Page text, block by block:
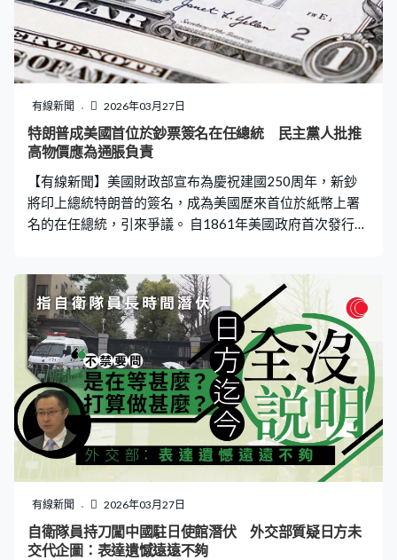
申，美方今月中先後以「產能過剩」以及「未有效禁止強
逼勞動產品進口」為由，合共對中方數十個經濟體發起兩
項301調查，中方對此強烈不滿和堅決反對。商務部長王
文濤周四在喀麥隆出席會議時，會見美國貿易代表格里
爾，提到經貿應繼續成為雙邊關係的壓艙石和推進器，而
不是絆腳石和衝突點，雙方應共同落實兩國元首釜山會晤
和歷次通話共識，妥善處理競爭與合作過去與未來的關
康、穩定及可持續發展。
有線新聞 2026年03月27日
特朗普成美國首位於鈔票簽名在任總統 民主黨人批推
高物價應為通脹負責
【有線新聞】美國財政部宣布為慶祝建國250周年，新鈔
將印上總統特朗普的簽名，成為美國歷來首位於紙幣上署
名的在任總統，引來爭議。 自1861年美國政府首次發行聯
美國建國250周年，總統特朗普的簽名將印在即將發行的
紙幣，取代財政部司庫的簽名，鈔票設計則維持不變。 財
長貝森特在聲明表示，特朗普的第二個任期國家經濟錄得
前所未有強勁增長，美元保持領導地位，因此在紙幣印上
特朗普簽名以表彰他的成就絕對恰當。財政部司庫比奇亦
指，特朗普帶領美國進入經濟復興黃金時代，其歷史地位
毋庸置疑，絕對值得透過這方式傳頌。 首批印有特朗普及
貝森特簽名的100美元鈔票將在6月印刷發行，其他面額紙
幣亦將在未來數月跟隨。但此舉引起民主黨人猛烈抨擊，
批評特朗普攻打伊朗推高油價導致百物騰貴。加州州長紐
森更揶揄將特朗普簽名印在鈔票上，以後國民就清楚知道
物價急升應該責怪誰。 但批評聲音難阻特朗普要「名留青
史」的決心。上周聯邦藝術委員會就一致通過印有特朗普
有線新聞 2026年03月27日
自衛隊員持刀闖中國駐日使館潛伏 外交部質疑日方未
交代企圖：表達遺憾遠遠不夠